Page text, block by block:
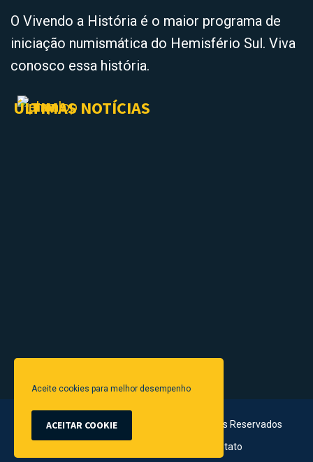
O Vivendo a História é o maior programa de
iniciação numismática do Hemisfério Sul. Viva
conosco essa história.
ÚLTIMAS NOTÍCIAS
© 2024 Vivendo a História - Todos os Direitos Reservados
Contato
Aceite cookies para melhor desempenho
ACEITAR COOKIE